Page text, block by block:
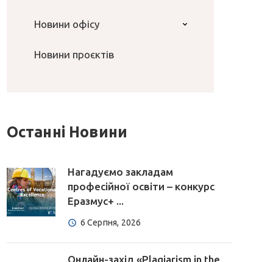
Новини офісу
Новини проєктів
Останні Новини
Нагадуємо закладам
професійної освіти – конкурс
Еразмус+ ...
6 Серпня, 2026
Онлайн-захід «Plagiarism in the